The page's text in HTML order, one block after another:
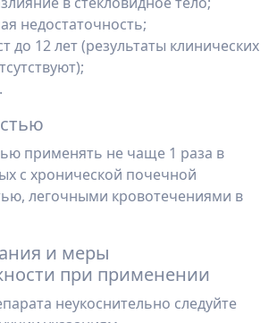
недостаточность;
до 12 лет (результаты клинических
применять не чаще 1 раза в
с хронической по­чечной
легочными кровотечениями в
и меры
при применении
неукоснительно следуйте